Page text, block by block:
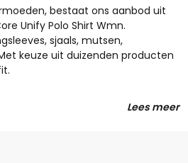
productpagina
bestaat ons aanbod uit
Unify Polo Shirt Wmn.
sjaals, mutsen,
keuze uit duizenden producten
Lees meer